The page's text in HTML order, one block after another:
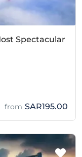
Spectacular
from SAR195.00